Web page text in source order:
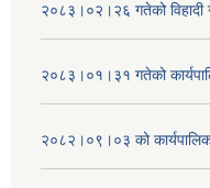
२०८३।०२।२६ गतेको विहादी
२०८३।०१।३१ गतेको
२०८२।०९।०३ को